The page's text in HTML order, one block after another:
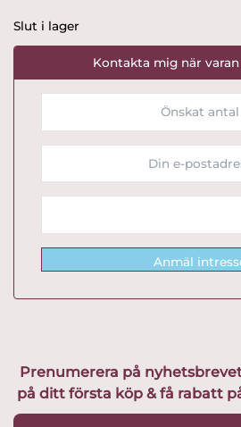
Slut i lager
Kontakta mig när
Anmäl
Prenumerera på
på ditt första köp & få rabatt